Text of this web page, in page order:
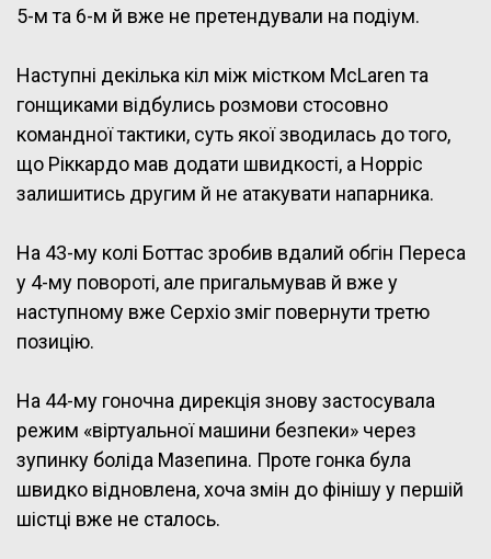
5-м та 6-м й вже не претендували на подіум.
Наступні декілька кіл між містком McLaren та
гонщиками відбулись розмови стосовно
командної тактики, суть якої зводилась до того,
що Ріккардо мав додати швидкості, а Норріс
залишитись другим й не атакувати напарника.
На 43-му колі Боттас зробив вдалий обгін Переса
у 4-му повороті, але пригальмував й вже у
наступному вже Серхіо зміг повернути третю
позицію.
На 44-му гоночна дирекція знову застосувала
режим «віртуальної машини безпеки» через
зупинку боліда Мазепина. Проте гонка була
швидко відновлена, хоча змін до фінішу у першій
шістці вже не сталось.